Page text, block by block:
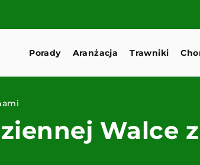
Porady Aranżacja Trawniki
Walce z